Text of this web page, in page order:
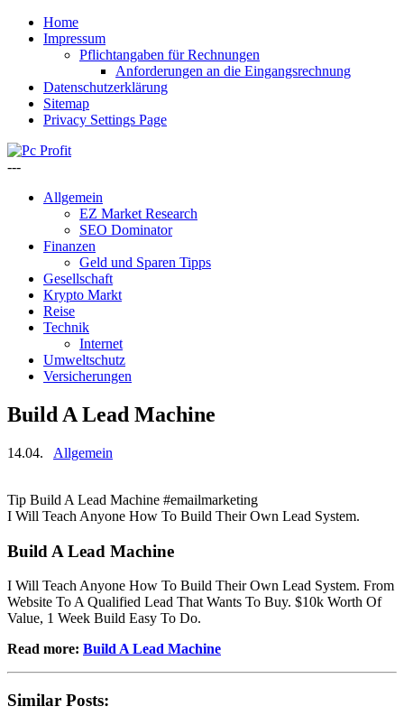
Home
Impressum
Pflichtangaben für Rechnungen
Anforderungen an die Eingangsrechnung
Datenschutzerklärung
Sitemap
Privacy Settings Page
---
Allgemein
EZ Market Research
SEO Dominator
Finanzen
Geld und Sparen Tipps
Gesellschaft
Krypto Markt
Reise
Technik
Internet
Umweltschutz
Versicherungen
Build A Lead Machine
14.04. Allgemein
Tip Build A Lead Machine #emailmarketing
I Will Teach Anyone How To Build Their Own Lead System.
Build A Lead Machine
I Will Teach Anyone How To Build Their Own Lead System. From
Website To A Qualified Lead That Wants To Buy. $10k Worth Of
Value, 1 Week Build Easy To Do.
Read more: Build A Lead Machine
Similar Posts: